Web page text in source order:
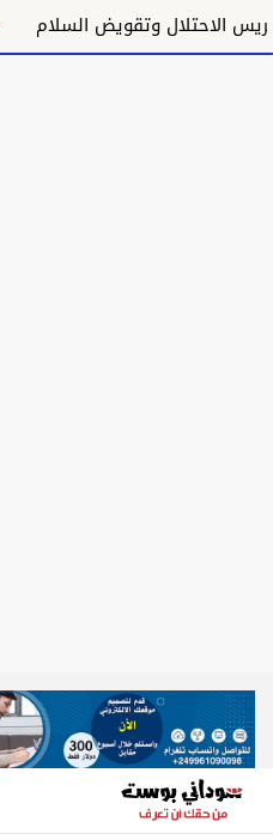
الاحتلال وتقويض السلام